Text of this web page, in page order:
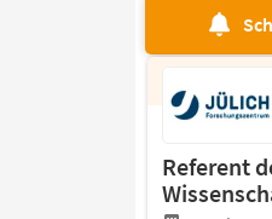
Referent